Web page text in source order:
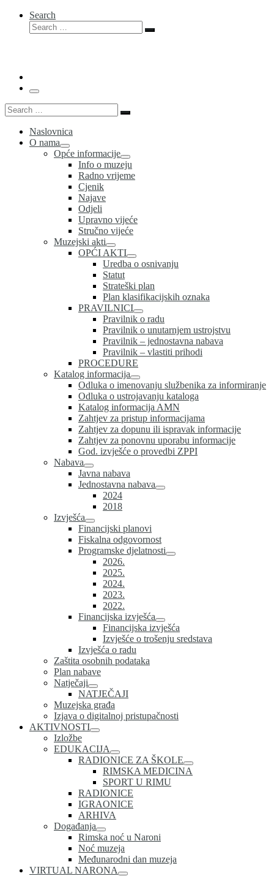
Search
Search
Search
Menu
Search
Search
Naslovnica
O nama
Opće informacije
Info o muzeju
Radno vrijeme
Cjenik
Najave
Odjeli
Upravno vijeće
Stručno vijeće
Muzejski akti
OPĆI AKTI
Uredba o osnivanju
Statut
Strateški plan
Plan klasifikacijskih oznaka
PRAVILNICI
Pravilnik o radu
Pravilnik o unutarnjem ustrojstvu
Pravilnik – jednostavna nabava
Pravilnik – vlastiti prihodi
PROCEDURE
Katalog informacija
Odluka o imenovanju službenika za informiranje
Odluka o ustrojavanju kataloga
Katalog informacija AMN
Zahtjev za pristup informacijama
Zahtjev za dopunu ili ispravak informacije
Zahtjev za ponovnu uporabu informacije
God. izvješće o provedbi ZPPI
Nabava
Javna nabava
Jednostavna nabava
2024
2018
Izvješća
Financijski planovi
Fiskalna odgovornost
Programske djelatnosti
2026.
2025.
2024.
2023.
2022.
Financijska izvješća
Financijska izvješća
Izvješće o trošenju sredstava
Izvješća o radu
Zaštita osobnih podataka
Plan nabave
Natječaji
NATJEČAJI
Muzejska građa
Izjava o digitalnoj pristupačnosti
AKTIVNOSTI
Izložbe
EDUKACIJA
RADIONICE ZA ŠKOLE
RIMSKA MEDICINA
SPORT U RIMU
RADIONICE
IGRAONICE
ARHIVA
Događanja
Rimska noć u Naroni
Noć muzeja
Međunarodni dan muzeja
VIRTUAL NARONA